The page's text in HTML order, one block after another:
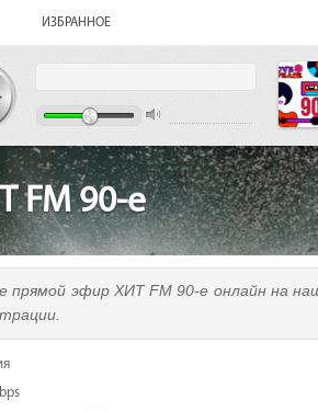
ИЗБРАННОЕ
FM 90-е
прямой эфир ХИТ FM 90-е онлайн на